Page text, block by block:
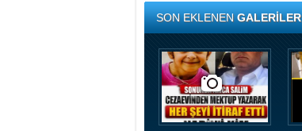
SON EKLENENGALERİLER